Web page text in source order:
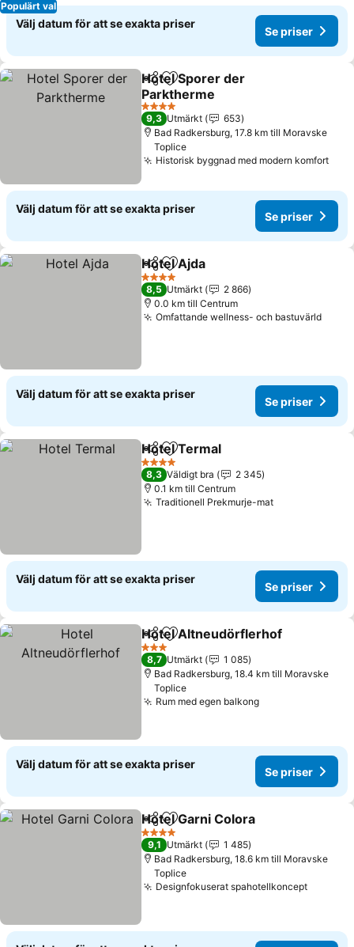
Populärt val
Välj datum för att se exakta priser
Se priser
Dela Lägg till i Mina Favoriter
Hotel Sporer der
Parktherme
Se priser
4 Stjärnor
9,3 Utmärkt
653
Bad Radkersburg, 17.8 km till Moravske
Toplice
Historisk byggnad med modern komfortSe
Välj datum för att se exakta priser
Se priser
Dela Lägg till i Mina Favoriter
Hotel Ajda
4 Stjärnor
8,5 Utmärkt
2 866
0.0 km till Centrum
Omfattande wellness- och bastuvärldSe
Välj datum för att se exakta priser
Se priser
Dela Lägg till i Mina Favoriter
Hotel Termal
4 Stjärnor
8,3 Väldigt bra
2 345
0.1 km till Centrum
Traditionell Prekmurje-matSe priser
Välj datum för att se exakta priser
Se priser
Dela Lägg till i Mina Favoriter
Hotel Altneudörflerhof
3 Stjärnor
8,7 Utmärkt
1 085
Bad Radkersburg, 18.4 km till Moravske
Toplice
Rum med egen balkongSe priser
Välj datum för att se exakta priser
Se priser
Dela Lägg till i Mina Favoriter
Hotel Garni Colora
4 Stjärnor
9,1 Utmärkt
1 485
Bad Radkersburg, 18.6 km till Moravske
Toplice
Designfokuserat spahotellkonceptSe